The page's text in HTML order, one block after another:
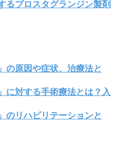
るプロスタグランジン製剤
の原因や症状、治療法と
に対する手術療法とは？入
のリハビリテーションと